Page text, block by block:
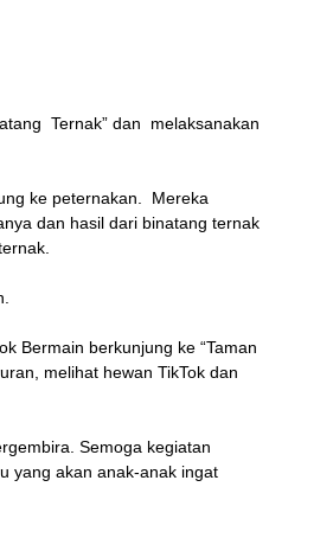
Ternak” dan melaksanakan
ke peternakan. Mereka
dan hasil dari binatang ternak
Bermain berkunjung ke “Taman
melihat hewan TikTok dan
Semoga kegiatan
yang akan anak-anak ingat